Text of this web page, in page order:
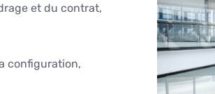
et du contrat,
configuration,